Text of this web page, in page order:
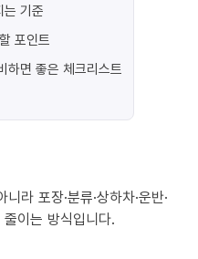
는 기준
포인트
하면 좋은 체크리스트
라 포장·분류·상하차·운반·
이는 방식입니다.